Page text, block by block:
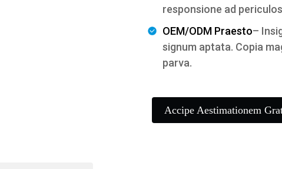
responsione ad
OEM/ODM Praesto–
signum aptata. Copia
parva.
Accipe Aestimationem